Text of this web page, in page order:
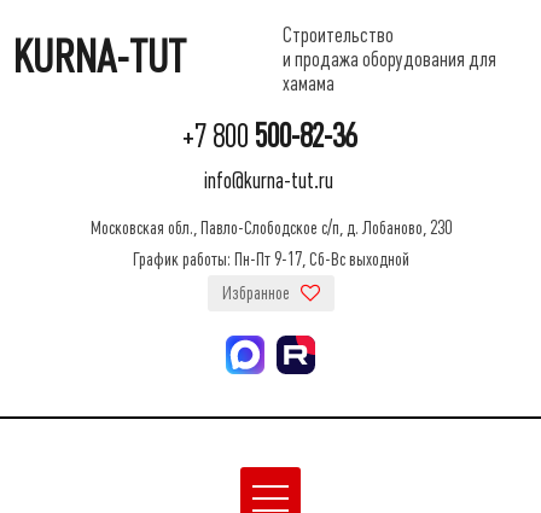
KURNA-TUT
Строительство
и продажа оборудования для
хамама
+7 800 500-82-36
info@kurna-tut.ru
Московская обл., Павло-Слободское с/п, д. Лобаново, 230
График работы: Пн-Пт 9-17, Сб-Вс выходной
Избранное